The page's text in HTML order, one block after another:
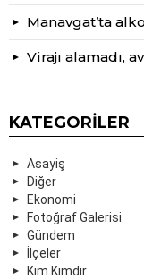
Manavgat’ta
Virajı alamadı,
KATEGORILER
Asayiş
Diğer
Ekonomi
Fotoğraf Galerisi
Gündem
İlçeler
Kim Kimdir